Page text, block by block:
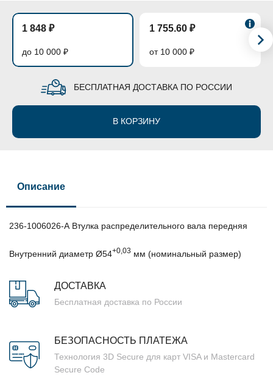
1 848 ₽
до 10 000 ₽
1 755.60 ₽
от 10 000 ₽
БЕСПЛАТНАЯ ДОСТАВКА ПО РОССИИ
В КОРЗИНУ
Описание
236-1006026-А Втулка распределительного вала передняя
Внутренний диаметр Ø54+0,03 мм (номинальный размер)
ДОСТАВКА
Бесплатная доставка по России
БЕЗОПАСНОСТЬ ПЛАТЕЖА
Технология 3D Secure для карт VISA и Mastercard
Secure Code